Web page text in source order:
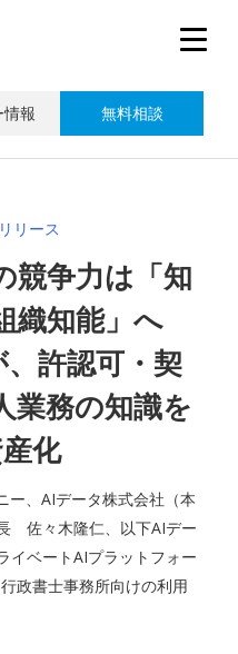
情報 無料相談
リース
競争力は「知
織知能」へ
許認可・契
業務の知識を
化
ー、AIデータ株式会社（本
佐々木隆仁、以下AIデー
イベートAIプラットフォー
政書士事務所向けの利用